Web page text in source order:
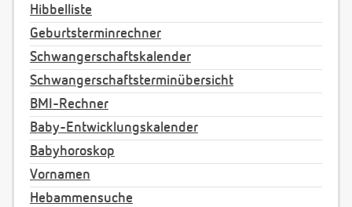
Hibbelliste
Geburtsterminrechner
Schwangerschaftskalender
Schwangerschaftsterminübersicht
BMI-Rechner
Baby-Entwicklungskalender
Babyhoroskop
Vornamen
Hebammensuche